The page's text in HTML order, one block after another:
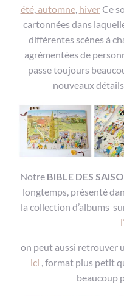
été, automne, hiverCe
cartonnées dans
différentes scènes à
agrémentées de
passe toujours
nouveaux
Notre BIBLE DES
longtemps, présenté
la collection d’albums
on peut aussi retrouver
ici , format plus petit
beaucoup